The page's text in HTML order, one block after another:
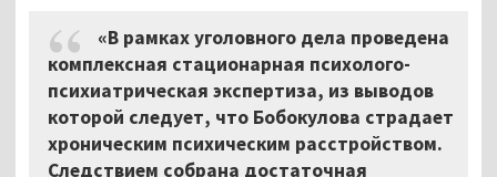
«В рамках уголовного дела проведена
комплексная стационарная психолого-
психиатрическая экспертиза, из выводов
которой следует, что Бобокулова страдает
хроническим психическим расстройством.
Следствием собрана достаточная